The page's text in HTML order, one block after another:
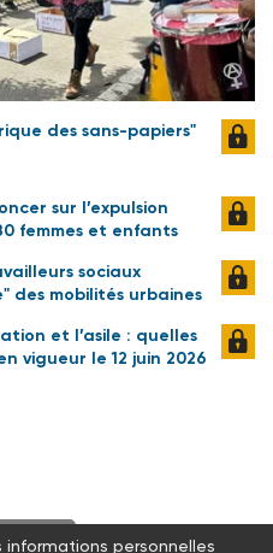
des sans-papiers"
sur l’expulsion
femmes et enfants
sociaux
des mobilités urbaines
et l’asile : quelles
vigueur le 12 juin 2026
personnelles